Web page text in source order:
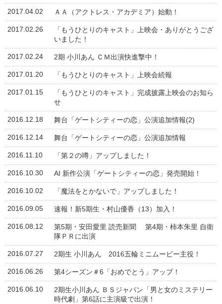
2017.04.02 ＡＡ（アクトレス・アカデミア）始動！
2017.02.26
「もうひとりのキャスト」上映会・ありがとうござ
いました！
2017.02.24 2期 小川あん ＣＭ出演快進撃中！
2017.01.20 「もうひとりのキャスト」上映会続報
2017.01.15
「もうひとりのキャスト」完成披露上映会のお知ら
せ
2016.12.18 舞台「ゲートシティーの恋」公演追加情報(2)
2016.12.14 舞台「ゲートシティーの恋」公演追加情報
2016.11.10 「第２の噂」アップしました！
2016.10.30 AI 新作公演「ゲートシティーの恋」発売開始！
2016.10.02 「魔法をとかないで」アップしました！
2016.09.05 速報！新5期生・村山優香（13）加入！
2016.08.12
第5期・安田愛里 読売新聞 第4期・柿本朱里 自衛
隊ＰＲに出演
2016.07.27 2期生 小川あん 2016五輪ミニムービー主役！
2016.06.26 第4シーズン＃6「おめでとう」アップ！
2016.06.10
2期生小川あん ＢＳジャパン「男と女のミステリー
時代劇」第6話に主演級で出演！